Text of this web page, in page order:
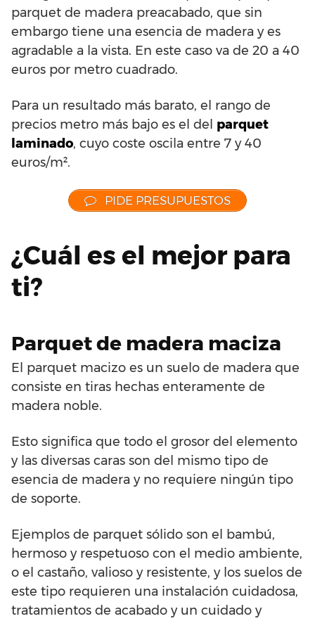
parquet de madera preacabado, que sin
embargo tiene una esencia de madera y es
agradable a la vista. En este caso va de 20 a 40
euros por metro cuadrado.
Para un resultado más barato, el rango de
precios metro más bajo es el del parquet
laminado, cuyo coste oscila entre 7 y 40
euros/m².
PIDE PRESUPUESTOS
¿Cuál es el mejor para
ti?
Parquet de madera maciza
El parquet macizo es un suelo de madera que
consiste en tiras hechas enteramente de
madera noble.
Esto significa que todo el grosor del elemento
y las diversas caras son del mismo tipo de
esencia de madera y no requiere ningún tipo
de soporte.
Ejemplos de parquet sólido son el bambú,
hermoso y respetuoso con el medio ambiente,
o el castaño, valioso y resistente, y los suelos de
este tipo requieren una instalación cuidadosa,
tratamientos de acabado y un cuidado y